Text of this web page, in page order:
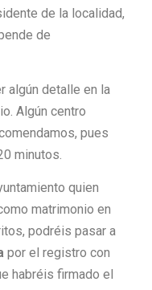
de la localidad,
de
algún detalle en la
Algún centro
pues
minutos.
quien
matrimonio en
podréis pasar a
por el registro con
habréis firmado el